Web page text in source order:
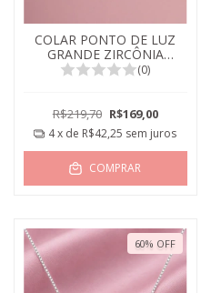
COLAR PONTO DE LUZ
GRANDE ZIRCÔNIA
CRISTAL (0)
R$219,70 R$169,00
4x de R$42,25 sem juros
COMPRAR
60% OFF